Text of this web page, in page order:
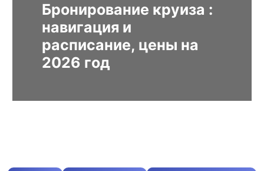
Бронирование круиза :
навигация и
расписание, цены на
2026 год